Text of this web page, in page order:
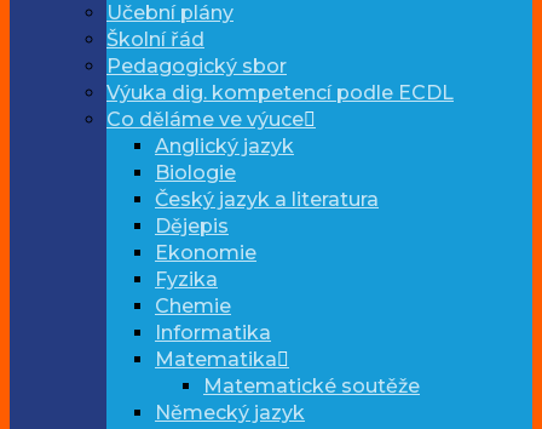
Učební plány
Školní řád
Pedagogický sbor
Výuka dig. kompetencí podle ECDL
Co děláme ve výuce
Anglický jazyk
Biologie
Český jazyk a literatura
Dějepis
Ekonomie
Fyzika
Chemie
Informatika
Matematika
Matematické soutěže
Německý jazyk